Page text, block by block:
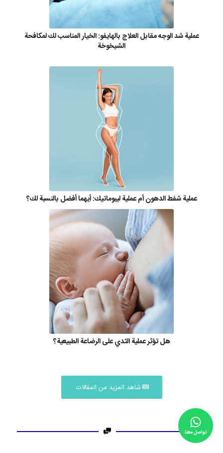
عملية شد الوجه مقابل العلاج بالهايفو: الخيار المناسب لك لمكافحة
الشيخوخة
عملية شفط الدهون أم عملية ليبوماتيك: أيهما أفضل بالنسبة لك؟
هل تؤثر عملية الثدي على الرضاعة الطبيعية؟
شاهد المزيد من المقالات
تواصل معنا